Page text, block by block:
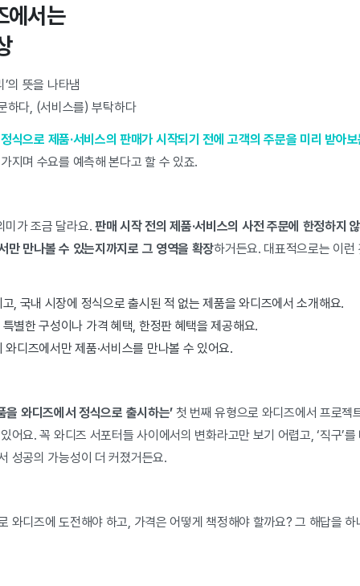
에서는
’의 뜻을 나타냄
다, (서비스를) 부탁하다
정식으로 제품·서비스의 판매가 시작되기 전에 고객의 주문을 미리 받아
지며 수요를 예측해 본다고 할 수 있죠.
미가 조금 달라요. 판매 시작 전의 제품·서비스의 사전 주문에 한정하지
만 만나볼 수 있는지까지로 그 영역을 확장하거든요. 대표적으로는 이
, 국내 시장에 정식으로 출시된 적 없는 제품을 와디즈에서 소개해요.
별한 구성이나 가격 혜택, 한정판 혜택을 제공해요.
디즈에서만 제품·서비스를 만나볼 수 있어요.
을 와디즈에서 정식으로 출시하는’ 첫 번째 유형으로 와디즈에서 프로젝
어요. 꼭 와디즈 서포터들 사이에서의 변화라고만 보기 어렵고, ‘직구’
성공의 가능성이 더 커졌거든요.
와디즈에 도전해야 하고, 가격은 어떻게 책정해야 할까요? 그 해답을